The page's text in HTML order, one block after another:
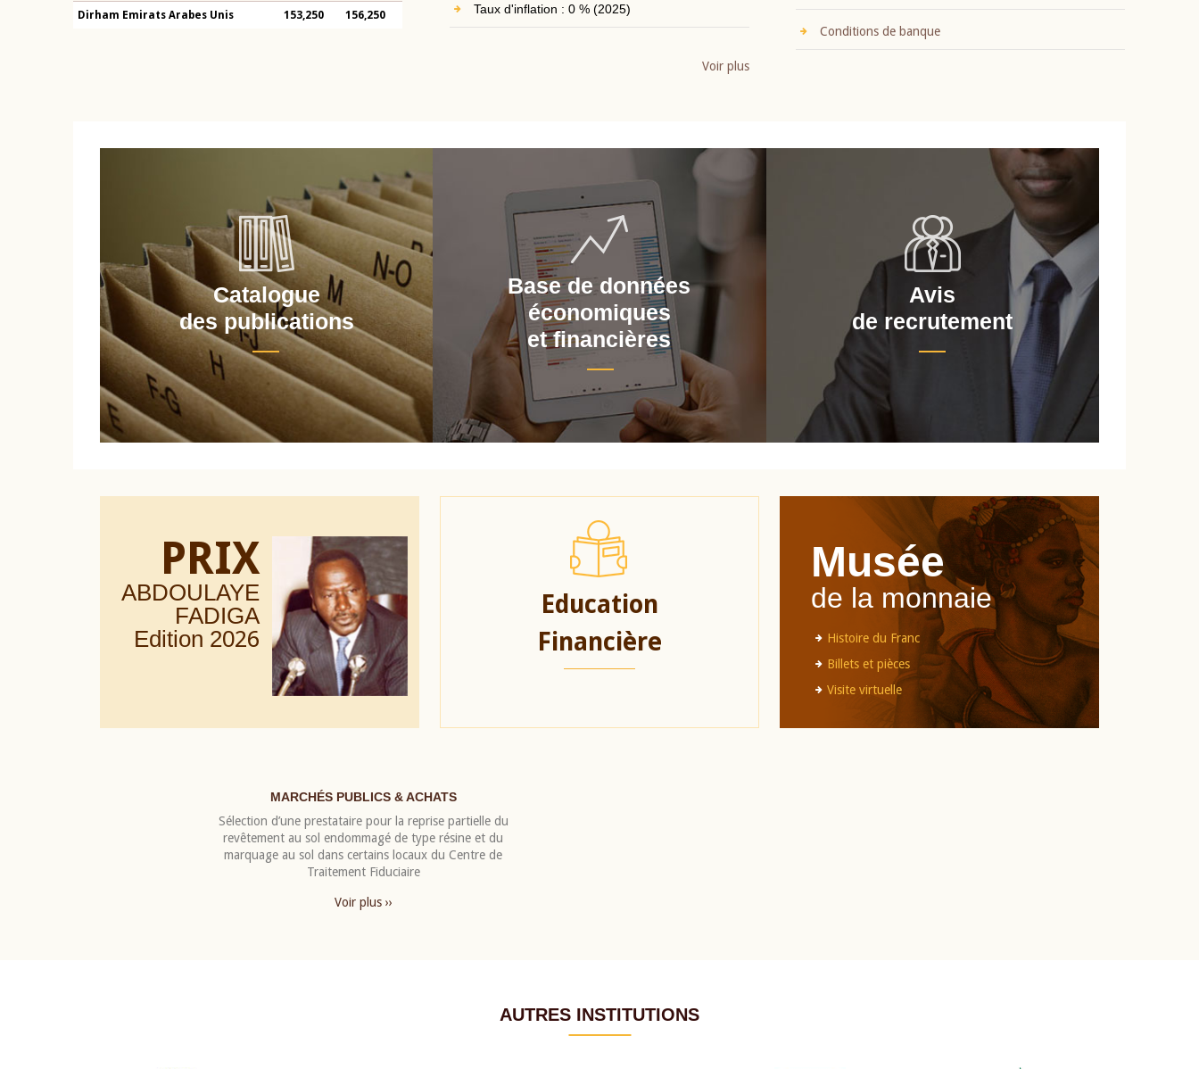
Dirham Emirats Arabes Unis 153,250 156,250 Taux d'inflation : 0 % (2025)
Voir plus
Conditions de banque
Catalogue
des publications
Base de données
économiques
et financières
Avis
de recrutement
PRIX
ABDOULAYE
FADIGA
Edition 2026
Education
Financière
Musée
de la monnaie
Histoire du Franc
Billets et pièces
Visite virtuelle
MARCHÉS PUBLICS & ACHATS
Sélection d’une prestataire pour la reprise partielle du
revêtement au sol endommagé de type résine et du
marquage au sol dans certains locaux du Centre de
Traitement Fiduciaire
Voir plus ››
AUTRES INSTITUTIONS